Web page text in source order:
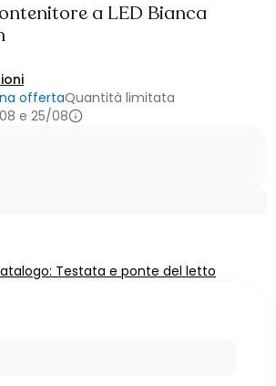
a LED Bianca
offertaQuantità limitata
e 25/08
Testata e ponte del letto